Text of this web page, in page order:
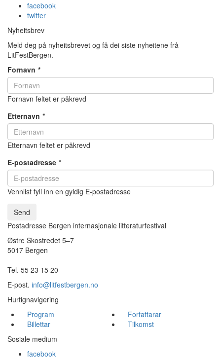
facebook
twitter
Nyheitsbrev
Meld deg på nyheitsbrevet og få dei siste nyheitene frå
LitFestBergen.
Fornavn *
Fornavn feltet er påkrevd
Etternavn *
Etternavn feltet er påkrevd
E-postadresse *
Vennlist fyll inn en gyldig E-postadresse
Send
Postadresse Bergen internasjonale litteraturfestival
Østre Skostredet 5–7
5017 Bergen
Tel. 55 23 15 20
E-post. info@litfestbergen.no
Hurtignavigering
Program
Forfattarar
Billettar
Tilkomst
Sosiale medium
facebook